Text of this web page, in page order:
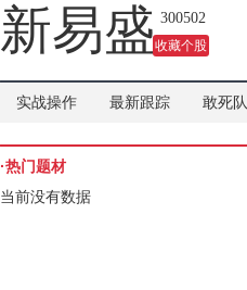
新易盛 300502
收藏个股
实战操作 最新跟踪 敢死队
·热门题材
当前没有数据